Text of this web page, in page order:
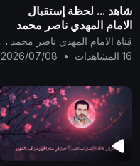
شاهد ... لحظة إستقبال
الامام المهدي ناصر محمد
اليماني !
قناة الامام المهدي ناصر محمد اليماني
16 المشاهدات
•
2026/07/08